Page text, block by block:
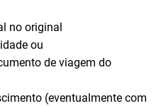
no original
ou
de viagem do
(eventualmente com